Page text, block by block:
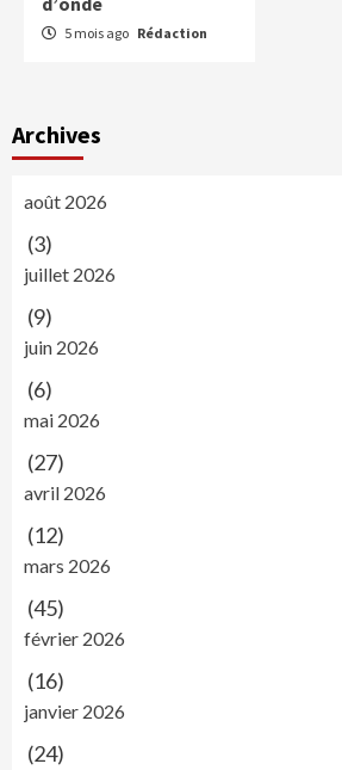
5 mois ago Rédaction
Archives
août 2026
(3)
juillet 2026
(9)
juin 2026
(6)
mai 2026
(27)
avril 2026
(12)
mars 2026
(45)
février 2026
(16)
janvier 2026
(24)